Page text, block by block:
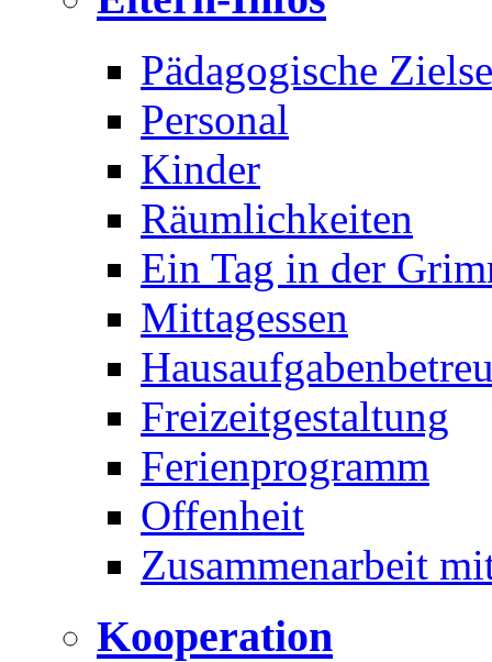
Pädagogische
Personal
Kinder
Räumlichkeiten
Ein Tag in der
Mittagessen
Freizeitgestaltung
Ferienprogramm
Offenheit
Zusammenarbeit
Kooperation